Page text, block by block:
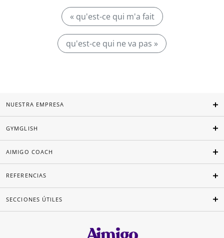
« qu'est-ce qui m'a fait
qu'est-ce qui ne va pas »
NUESTRA EMPRESA
GYMGLISH
AIMIGO COACH
REFERENCIAS
SECCIONES ÚTILES